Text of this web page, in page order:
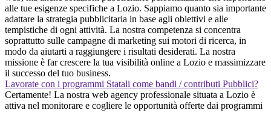
alle tue esigenze specifiche a Lozio. Sappiamo quanto sia importante
adattare la strategia pubblicitaria in base agli obiettivi e alle
tempistiche di ogni attività. La nostra competenza si concentra
soprattutto sulle campagne di marketing sui motori di ricerca, in
modo da aiutarti a raggiungere i risultati desiderati. La nostra
missione è far crescere la tua visibilità online a Lozio e massimizzare
il successo del tuo business.
Lavorate con i programmi Statali come bandi / contributi Pubblici?
Certamente! La nostra web agency professionale situata a Lozio è
attiva nel monitorare e cogliere le opportunità offerte dai programmi